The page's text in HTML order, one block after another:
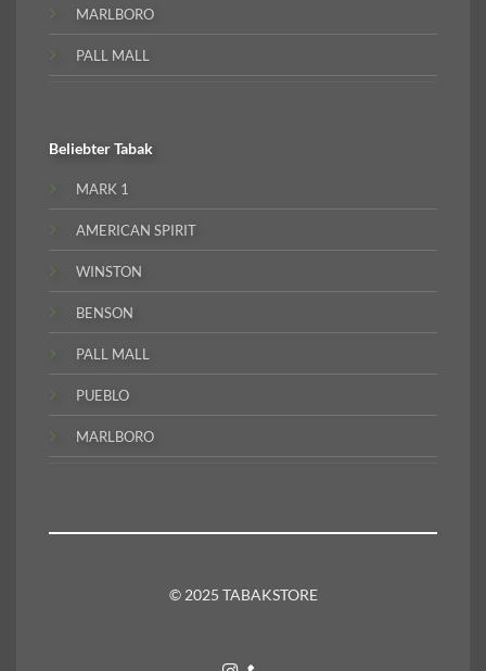
MARLBORO
PALL MALL
BeliebterTabak
MARK 1
AMERICAN SPIRIT
WINSTON
BENSON
PALL MALL
PUEBLO
MARLBORO
© 2025 TABAKSTORE